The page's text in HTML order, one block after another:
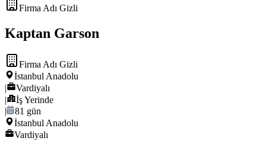
Firma Adı Gizli
Kaptan Garson
Firma Adı Gizli
İstanbul Anadolu
|
Vardiyalı
|
İş Yerinde
|
81 gün
İstanbul Anadolu
Vardiyalı